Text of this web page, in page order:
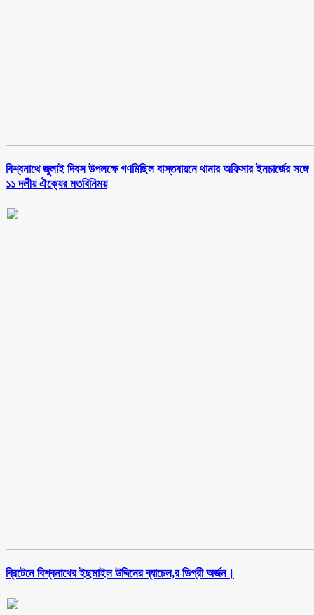
বিশ্বনাথে জুলাই দিবস উপলক্ষে গণমিছিল বাস্তবায়নে থানার অফিসার ইনচার্জের সঙ্গে
১১ দলীয় ঐক্যের মতবিনিময়
ব্রিটেনে বিশ্বনাথের ইছমাইল উদ্দিনের ব্যাচেল,র ডিগ্রী অর্জন।